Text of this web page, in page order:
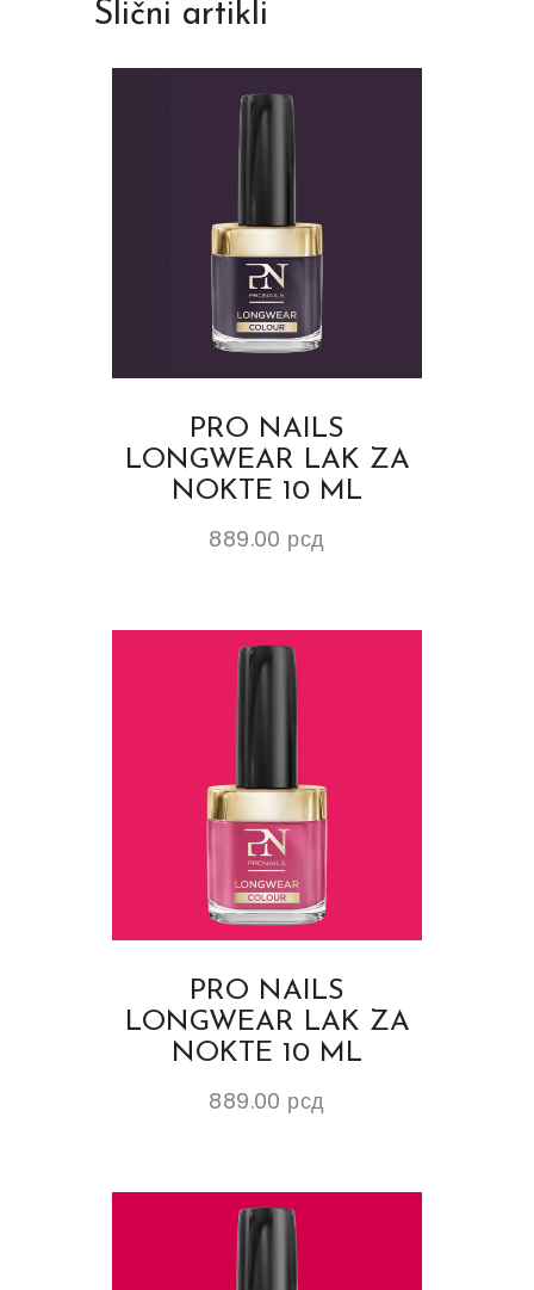
Slični artikli
PRO NAILS
LONGWEAR LAK ZA
NOKTE 10 ML
889.00 рсд
PRO NAILS
LONGWEAR LAK ZA
NOKTE 10 ML
889.00 рсд